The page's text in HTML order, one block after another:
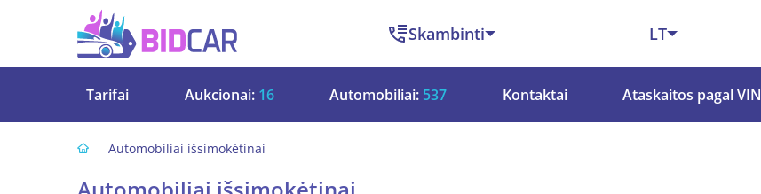
Skambinti LT
Tarifai Aukcionai: 16 Automobiliai: 537 Kontaktai Ataskaitos pagal VIN
Automobiliai išsimokėtinai